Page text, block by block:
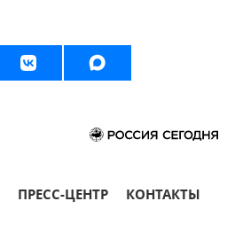
ПРЕСС-ЦЕНТР КОНТАКТЫ